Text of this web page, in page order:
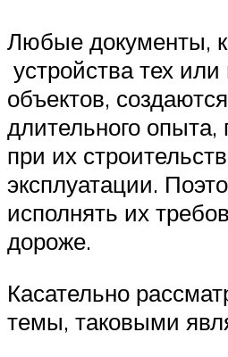
Любые документы,
устройства тех
объектов,
длительного опыта,
при их
эксплуатации.
исполнять их
дороже.
Касательно
темы, таковыми